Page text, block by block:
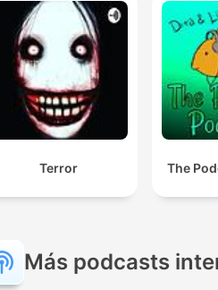
Terror The
Más podcasts